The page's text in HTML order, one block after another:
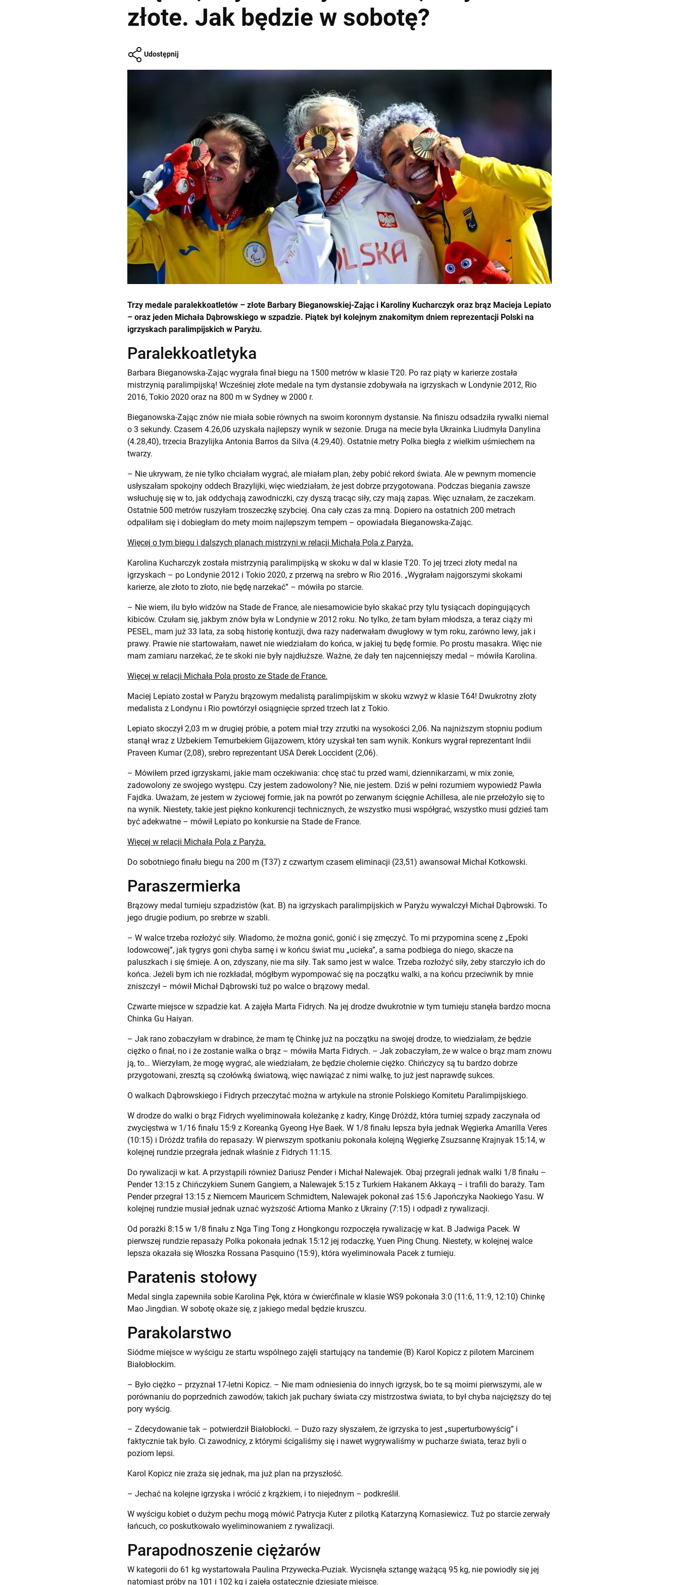
złote. Jak będzie w sobotę?
Udostępnij
Trzy medale paralekkoatletów – złote Barbary Bieganowskiej-Zając i Karoliny Kucharczyk oraz brąz Macieja Lepiato
– oraz jeden Michała Dąbrowskiego w szpadzie. Piątek był kolejnym znakomitym dniem reprezentacji Polski na
igrzyskach paralimpijskich w Paryżu.
Paralekkoatletyka
Barbara Bieganowska-Zając wygrała finał biegu na 1500 metrów w klasie T20. Po raz piąty w karierze została
mistrzynią paralimpijską! Wcześniej złote medale na tym dystansie zdobywała na igrzyskach w Londynie 2012, Rio
2016, Tokio 2020 oraz na 800 m w Sydney w 2000 r.
Bieganowska-Zając znów nie miała sobie równych na swoim koronnym dystansie. Na finiszu odsadziła rywalki niemal
o 3 sekundy. Czasem 4.26,06 uzyskała najlepszy wynik w sezonie. Druga na mecie była Ukrainka Liudmyła Danylina
(4.28,40), trzecia Brazylijka Antonia Barros da Silva (4.29,40). Ostatnie metry Polka biegła z wielkim uśmiechem na
twarzy.
– Nie ukrywam, że nie tylko chciałam wygrać, ale miałam plan, żeby pobić rekord świata. Ale w pewnym momencie
usłyszałam spokojny oddech Brazylijki, więc wiedziałam, że jest dobrze przygotowana. Podczas biegania zawsze
wsłuchuję się w to, jak oddychają zawodniczki, czy dyszą tracąc siły, czy mają zapas. Więc uznałam, że zaczekam.
Ostatnie 500 metrów ruszyłam troszeczkę szybciej. Ona cały czas za mną. Dopiero na ostatnich 200 metrach
odpaliłam się i dobiegłam do mety moim najlepszym tempem – opowiadała Bieganowska-Zając.
Więcej o tym biegu i dalszych planach mistrzyni w relacji Michała Pola z Paryża.
Karolina Kucharczyk została mistrzynią paralimpijską w skoku w dal w klasie T20. To jej trzeci złoty medal na
igrzyskach – po Londynie 2012 i Tokio 2020, z przerwą na srebro w Rio 2016. „Wygrałam najgorszymi skokami
karierze, ale złoto to złoto, nie będę narzekać” – mówiła po starcie.
– Nie wiem, ilu było widzów na Stade de France, ale niesamowicie było skakać przy tylu tysiącach dopingujących
kibiców. Czułam się, jakbym znów była w Londynie w 2012 roku. No tylko, że tam byłam młodsza, a teraz ciąży mi
PESEL, mam już 33 lata, za sobą historię kontuzji, dwa razy naderwałam dwugłowy w tym roku, zarówno lewy, jak i
prawy. Prawie nie startowałam, nawet nie wiedziałam do końca, w jakiej tu będę formie. Po prostu masakra. Więc nie
mam zamiaru narzekać, że te skoki nie były najdłuższe. Ważne, że dały ten najcenniejszy medal – mówiła Karolina.
Więcej w relacji Michała Pola prosto ze Stade de France.
Maciej Lepiato został w Paryżu brązowym medalistą paralimpijskim w skoku wzwyż w klasie T64! Dwukrotny złoty
medalista z Londynu i Rio powtórzył osiągnięcie sprzed trzech lat z Tokio.
Lepiato skoczył 2,03 m w drugiej próbie, a potem miał trzy zrzutki na wysokości 2,06. Na najniższym stopniu podium
stanął wraz z Uzbekiem Temurbekiem Gijazowem, który uzyskał ten sam wynik. Konkurs wygrał reprezentant Indii
Praveen Kumar (2,08), srebro reprezentant USA Derek Loccident (2,06).
– Mówiłem przed igrzyskami, jakie mam oczekiwania: chcę stać tu przed wami, dziennikarzami, w mix zonie,
zadowolony ze swojego występu. Czy jestem zadowolony? Nie, nie jestem. Dziś w pełni rozumiem wypowiedź Pawła
Fajdka. Uważam, że jestem w życiowej formie, jak na powrót po zerwanym ścięgnie Achillesa, ale nie przełożyło się to
na wynik. Niestety, takie jest piękno konkurencji technicznych, że wszystko musi współgrać, wszystko musi gdzieś tam
być adekwatne – mówił Lepiato po konkursie na Stade de France.
Więcej w relacji Michała Pola z Paryża.
Do sobotniego finału biegu na 200 m (T37) z czwartym czasem eliminacji (23,51) awansował Michał Kotkowski.
Paraszermierka
Brązowy medal turnieju szpadzistów (kat. B) na igrzyskach paralimpijskich w Paryżu wywalczył Michał Dąbrowski. To
jego drugie podium, po srebrze w szabli.
– W walce trzeba rozłożyć siły. Wiadomo, że można gonić, gonić i się zmęczyć. To mi przypomina scenę z „Epoki
lodowcowej”, jak tygrys goni chyba sarnę i w końcu świat mu „ucieka”, a sarna podbiega do niego, skacze na
paluszkach i się śmieje. A on, zdyszany, nie ma siły. Tak samo jest w walce. Trzeba rozłożyć siły, żeby starczyło ich do
końca. Jeżeli bym ich nie rozkładał, mógłbym wypompować się na początku walki, a na końcu przeciwnik by mnie
zniszczył – mówił Michał Dąbrowski tuż po walce o brązowy medal.
Czwarte miejsce w szpadzie kat. A zajęła Marta Fidrych. Na jej drodze dwukrotnie w tym turnieju stanęła bardzo mocna
Chinka Gu Haiyan.
– Jak rano zobaczyłam w drabince, że mam tę Chinkę już na początku na swojej drodze, to wiedziałam, że będzie
ciężko o finał, no i że zostanie walka o brąz – mówiła Marta Fidrych. – Jak zobaczyłam, że w walce o brąz mam znowu
ją, to… Wierzyłam, że mogę wygrać, ale wiedziałam, że będzie cholernie ciężko. Chińczycy są tu bardzo dobrze
przygotowani, zresztą są czołówką światową, więc nawiązać z nimi walkę, to już jest naprawdę sukces.
O walkach Dąbrowskiego i Fidrych przeczytać można w artykule na stronie Polskiego Komitetu Paralimpijskiego.
W drodze do walki o brąz Fidrych wyeliminowała koleżankę z kadry, Kingę Dróżdż, która turniej szpady zaczynała od
zwycięstwa w 1/16 finału 15:9 z Koreanką Gyeong Hye Baek. W 1/8 finału lepsza była jednak Węgierka Amarilla Veres
(10:15) i Dróżdż trafiła do repasaży. W pierwszym spotkaniu pokonała kolejną Węgierkę Zsuzsannę Krajnyak 15:14, w
kolejnej rundzie przegrała jednak właśnie z Fidrych 11:15.
Do rywalizacji w kat. A przystąpili również Dariusz Pender i Michał Nalewajek. Obaj przegrali jednak walki 1/8 finału –
Pender 13:15 z Chińczykiem Sunem Gangiem, a Nalewajek 5:15 z Turkiem Hakanem Akkayą – i trafili do baraży. Tam
Pender przegrał 13:15 z Niemcem Mauricem Schmidtem, Nalewajek pokonał zaś 15:6 Japończyka Naokiego Yasu. W
kolejnej rundzie musiał jednak uznać wyższość Artioma Manko z Ukrainy (7:15) i odpadł z rywalizacji.
Od porażki 8:15 w 1/8 finału z Nga Ting Tong z Hongkongu rozpoczęła rywalizację w kat. B Jadwiga Pacek. W
pierwszej rundzie repasaży Polka pokonała jednak 15:12 jej rodaczkę, Yuen Ping Chung. Niestety, w kolejnej walce
lepsza okazała się Włoszka Rossana Pasquino (15:9), która wyeliminowała Pacek z turnieju.
Paratenis stołowy
Medal singla zapewniła sobie Karolina Pęk, która w ćwierćfinale w klasie WS9 pokonała 3:0 (11:6, 11:9, 12:10) Chinkę
Mao Jingdian. W sobotę okaże się, z jakiego medal będzie kruszcu.
Parakolarstwo
Siódme miejsce w wyścigu ze startu wspólnego zajęli startujący na tandemie (B) Karol Kopicz z pilotem Marcinem
Białobłockim.
– Było ciężko – przyznał 17-letni Kopicz. – Nie mam odniesienia do innych igrzysk, bo te są moimi pierwszymi, ale w
porównaniu do poprzednich zawodów, takich jak puchary świata czy mistrzostwa świata, to był chyba najcięższy do tej
pory wyścig.
– Zdecydowanie tak – potwierdził Białobłocki. – Dużo razy słyszałem, że igrzyska to jest „superturbowyścig” i
faktycznie tak było. Ci zawodnicy, z którymi ścigaliśmy się i nawet wygrywaliśmy w pucharze świata, teraz byli o
poziom lepsi.
Karol Kopicz nie zraża się jednak, ma już plan na przyszłość.
– Jechać na kolejne igrzyska i wrócić z krążkiem, i to niejednym – podkreślił.
W wyścigu kobiet o dużym pechu mogą mówić Patrycja Kuter z pilotką Katarzyną Kornasiewicz. Tuż po starcie zerwały
łańcuch, co poskutkowało wyeliminowaniem z rywalizacji.
Parapodnoszenie ciężarów
W kategorii do 61 kg wystartowała Paulina Przywecka-Puziak. Wycisnęła sztangę ważącą 95 kg, nie powiodły się jej
natomiast próby na 101 i 102 kg i zajęła ostatecznie dziesiąte miejsce.